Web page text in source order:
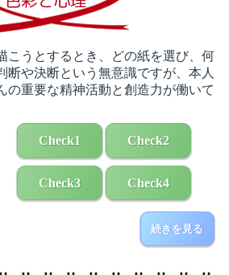
こうとするとき、どの紙を選び、何
断や決断という無意識ですが、本人
の重要な精神活動と創造力が働いて
Check1 Check2
Check3 Check4
続きを見る